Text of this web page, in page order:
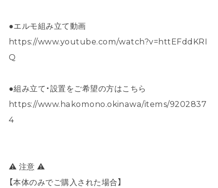
●エルモ組み立て動画
https://www.youtube.com/watch?v=httEFddKRI
Q
●組み立て・設置をご希望の方はこちら
https://www.hakomono.okinawa/items/9202837
4
⚠ 注意 ⚠
【本体のみでご購入された場合】